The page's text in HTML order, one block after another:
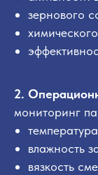
зернового
2.
мониторинг
влажность
вязкость